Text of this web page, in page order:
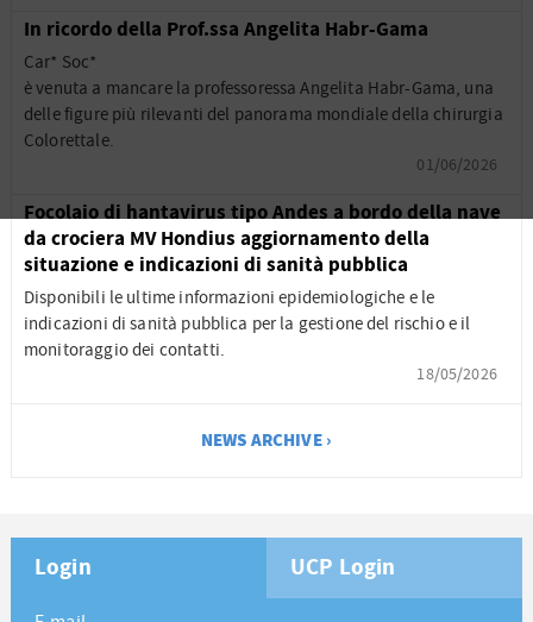
In ricordo della Prof.ssa Angelita Habr-Gama
Car* Soc*
è venuta a mancare la professoressa Angelita Habr-Gama, una
delle figure più rilevanti del panorama mondiale della chirurgia
Colorettale.
01/06/2026
Focolaio di hantavirus tipo Andes a bordo della nave
da crociera MV Hondius aggiornamento della
situazione e indicazioni di sanità pubblica
Disponibili le ultime informazioni epidemiologiche e le
indicazioni di sanità pubblica per la gestione del rischio e il
monitoraggio dei contatti.
18/05/2026
NEWS ARCHIVE ›
Login UCP Login